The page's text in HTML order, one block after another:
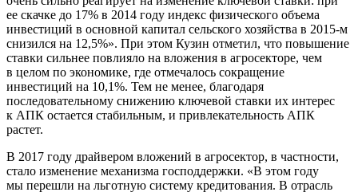
ее скачке до 17% в 2014 году индекс физического объема
инвестиций в основной капитал сельского хозяйства в 2015-м
снизился на 12,5%». При этом Кузин отметил, что повышение
ставки сильнее повлияло на вложения в агросекторе, чем
в целом по экономике, где отмечалось сокращение
инвестиций на 10,1%. Тем не менее, благодаря
последовательному снижению ключевой ставки их интерес
к АПК остается стабильным, и привлекательность АПК
растет.
В 2017 году драйвером вложений в агросектор, в частности,
стало изменение механизма господдержки. «В этом году
мы перешли на льготную систему кредитования. В отрасль